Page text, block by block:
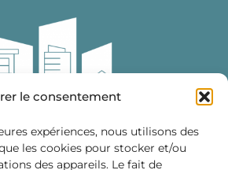
le consentement
expériences, nous utilisons des
les cookies pour stocker et/ou
des appareils. Le fait de